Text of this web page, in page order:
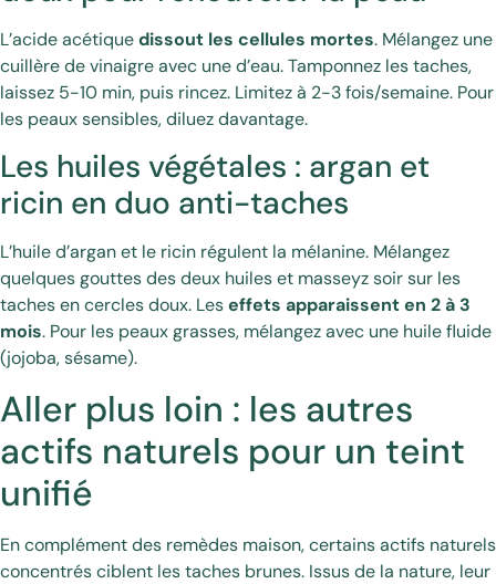
L’acide acétiquedissout les cellules mortes. Mélangez une
cuillère de vinaigre avec une d’eau. Tamponnez les taches,
laissez 5-10 min, puis rincez. Limitez à 2-3 fois/semaine. Pour
les peaux sensibles, diluez davantage.
Les huiles végétales : argan et
ricin en duo anti-taches
L’huile d’argan et le ricin régulent la mélanine. Mélangez
quelques gouttes des deux huiles et masseyz soir sur les
taches en cercles doux. Leseffets apparaissent en 2 à 3
mois. Pour les peaux grasses, mélangez avec une huile fluide
(jojoba, sésame).
Aller plus loin : les autres
actifs naturels pour un teint
unifié
En complément des remèdes maison, certains actifs naturels
concentrés ciblent les taches brunes. Issus de la nature, leur